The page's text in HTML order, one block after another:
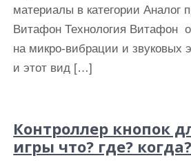
материалы в категории Аналог
Витафон Технология Витафон
на микро-вибрации и звуковых
и этот вид […]
Контроллер кнопок
игры что? где? когда?